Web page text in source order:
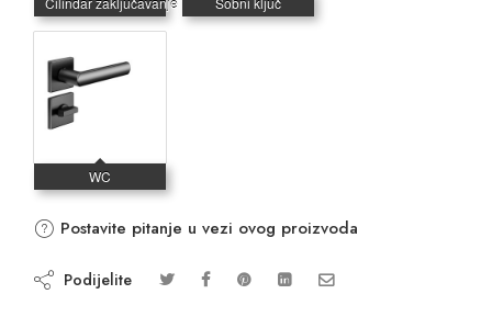
Postavite pitanje u vezi ovog proizvoda
Podijelite